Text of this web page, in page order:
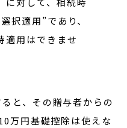
択適用”であり、
適用はできませ
と、 その贈与者からの
万円基礎控除は使えな